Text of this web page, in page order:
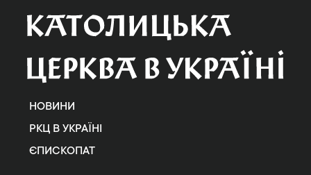
НОВИНИ
РКЦ В УКРАЇНІ
ЄПИСКОПАТ